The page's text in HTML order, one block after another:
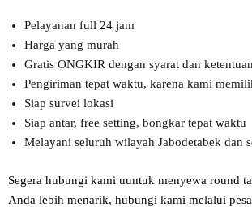
Pelayanan full 24 jam
Harga yang murah
Gratis ONGKIR dengan syarat dan
Pengiriman tepat waktu, karena kami
Siap survei lokasi
Siap antar, free setting, bongkar tepat waktu
Melayani seluruh wilayah Jabodetabek dan
Segera hubungi kami uuntuk menyewa round
Anda lebih menarik, hubungi kami melalui